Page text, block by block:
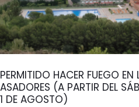
PERMITIDO HACER FUEGO EN
ASADORES (A PARTIR DEL
1 DE AGOSTO)